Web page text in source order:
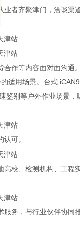
者齐聚津门，洽谈渠
作等内容面对面沟通
适用场景。台式
别等户外作业场景
可。
校、检测机构、工程
务，与行业伙伴协同